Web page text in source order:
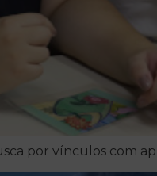
por vínculos com